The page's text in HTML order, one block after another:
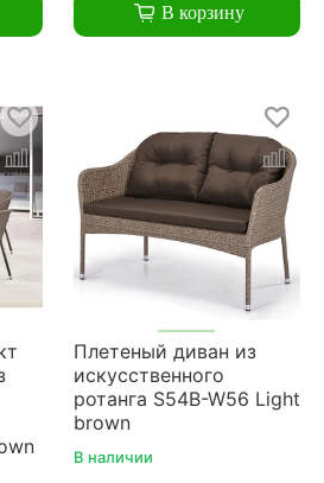
В корзину
Плетеный диван из
искусственного
ротанга S54B-W56 Light
brown
В наличии